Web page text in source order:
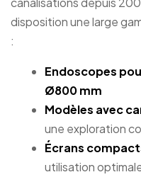
disposition une large
:
Endoscopes
Ø800 mm
Modèles avec
une exploration
Écrans
utilisation